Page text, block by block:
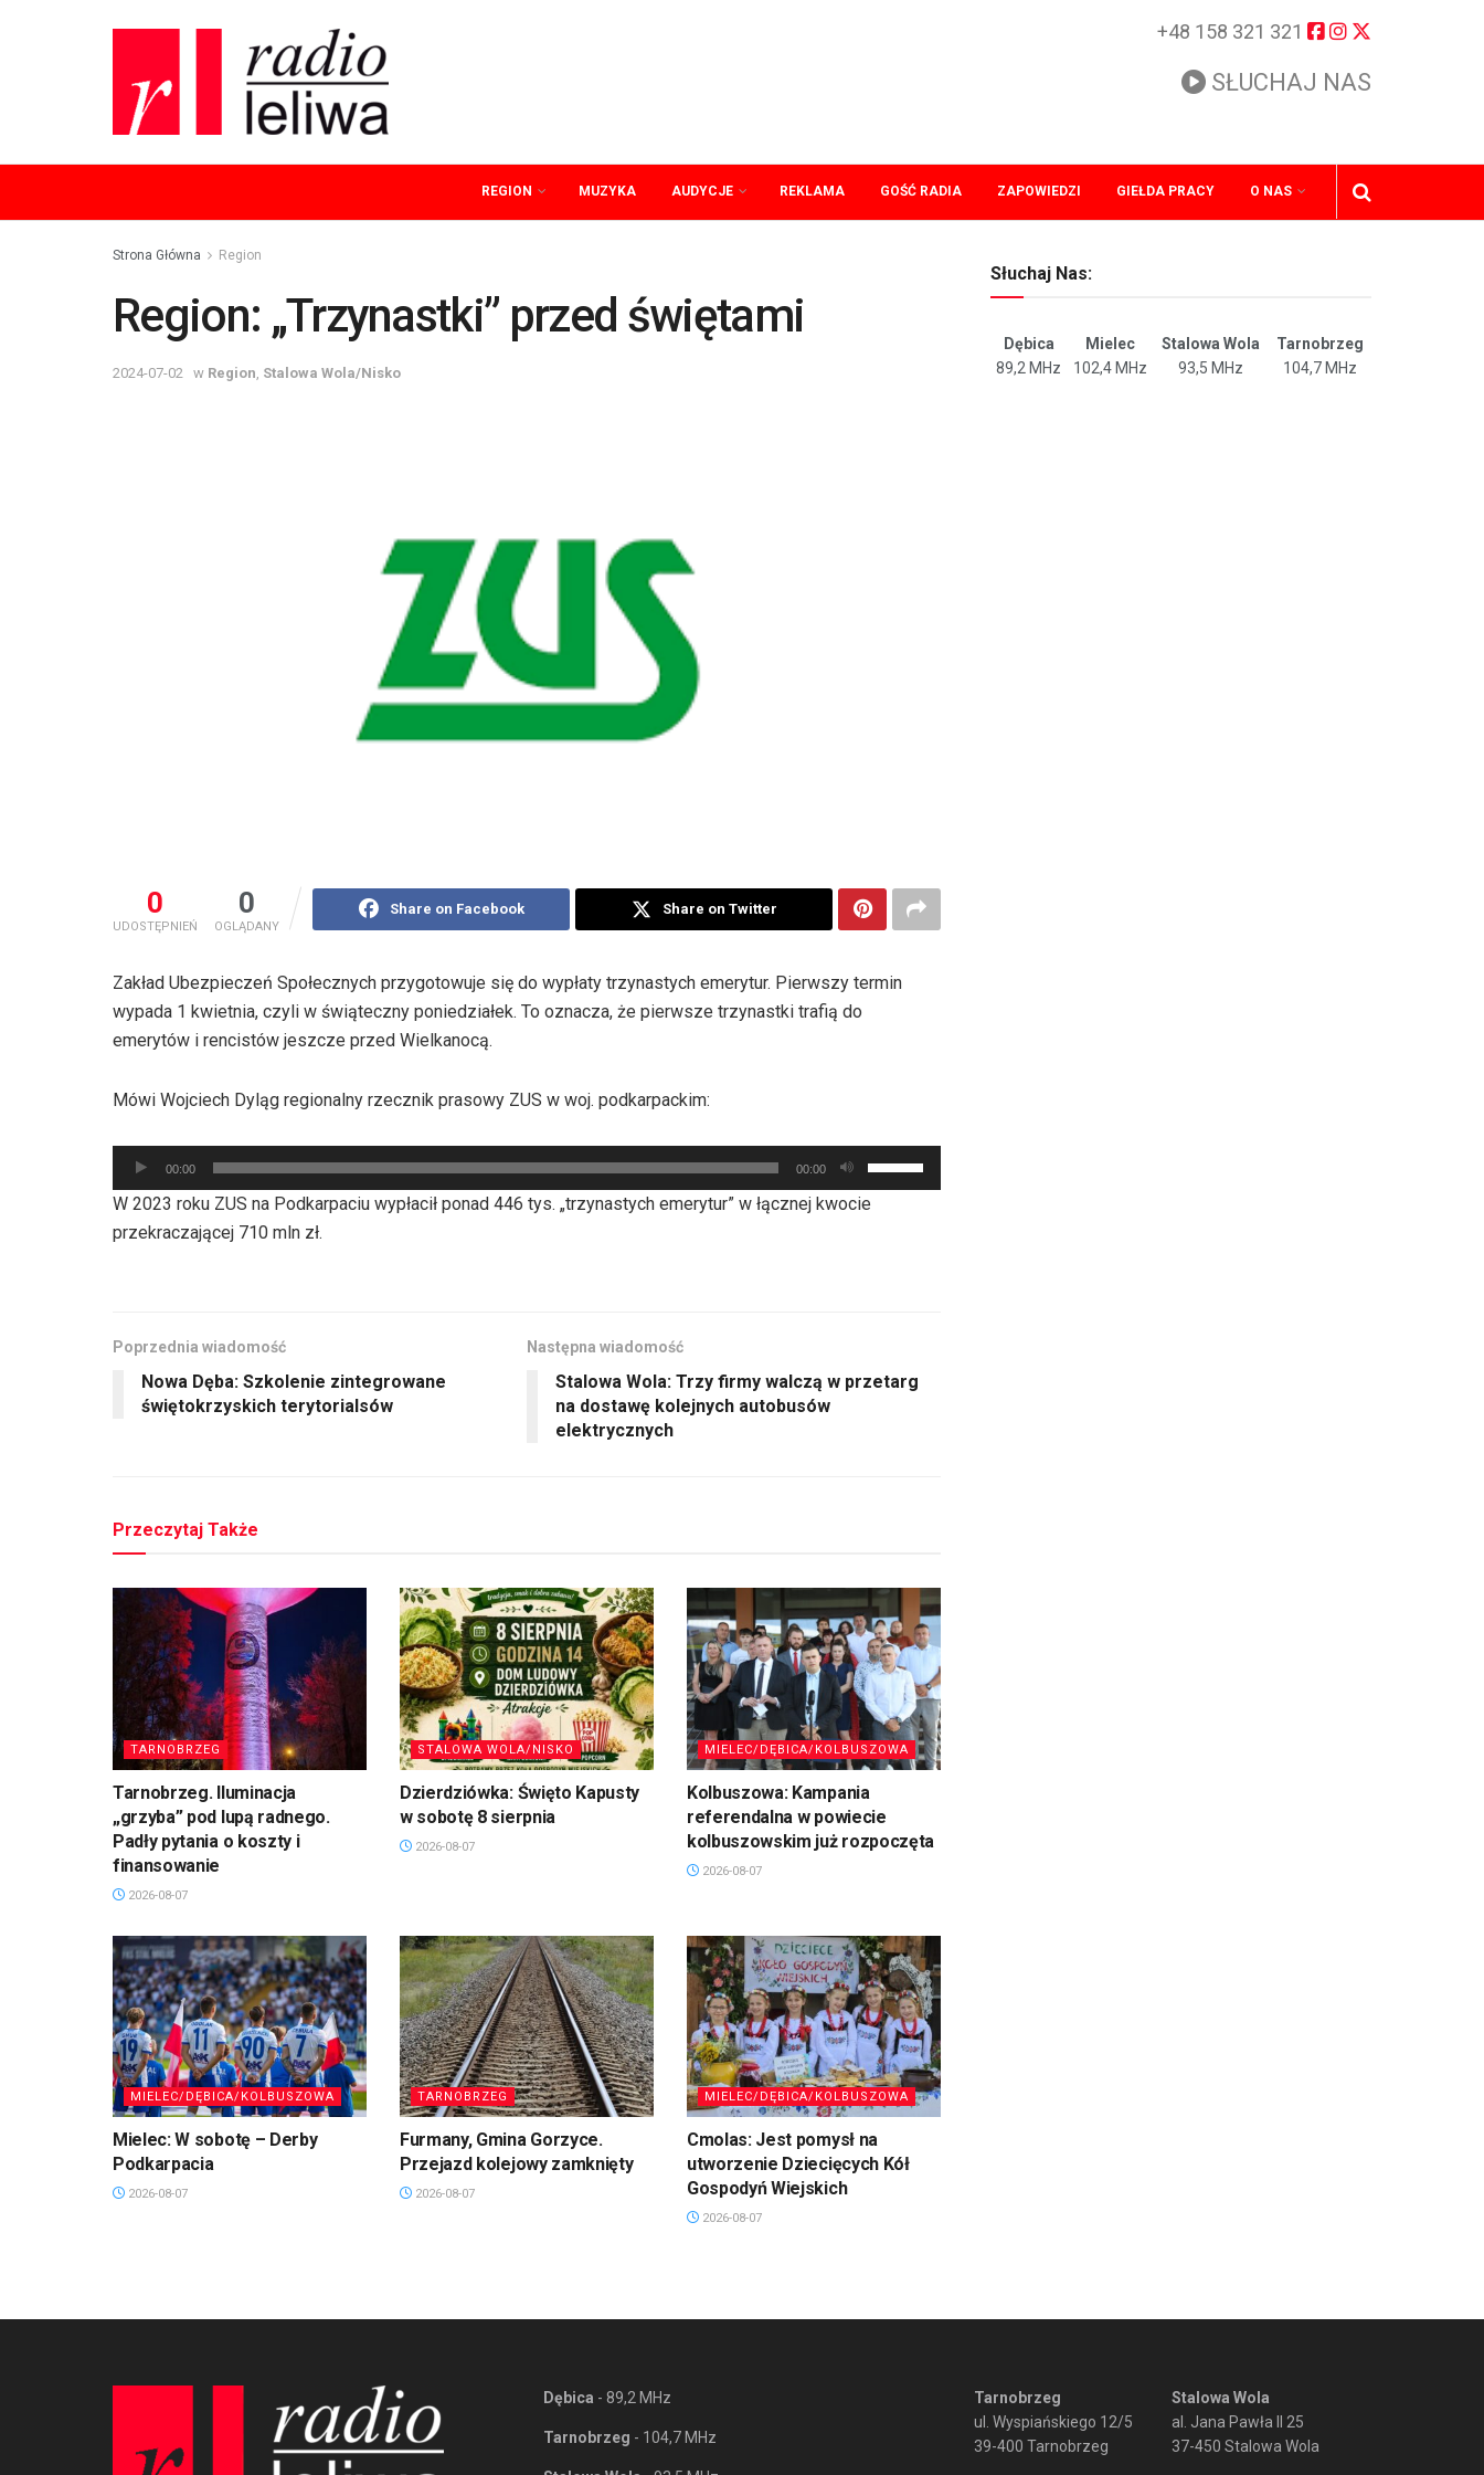
+48 158 321 321
SŁUCHAJ NAS
REGION MUZYKA AUDYCJE REKLAMA GOŚĆ RADIA ZAPOWIEDZI GIEŁDA PRACY O NAS
Strona Główna Region
Region: „Trzynastki” przed świętami
2024-07-02 w Region Stalowa Wola/Nisko
0
UDOSTĘPNIEŃ
0
OGLĄDANY
Share on Facebook Share on Twitter
Zakład Ubezpieczeń Społecznych przygotowuje się do wypłaty trzynastych emerytur. Pierwszy termin
wypada 1 kwietnia, czyli w świąteczny poniedziałek. To oznacza, że pierwsze trzynastki trafią do
emerytów i rencistów jeszcze przed Wielkanocą.
Mówi Wojciech Dyląg regionalny rzecznik prasowy ZUS w woj. podkarpackim:
Odtwarzacz
plików
dźwiękowych
00:00 00:00
Używaj
strzałek
do
zwiększyć
W 2023 roku ZUS na Podkarpaciu wypłacił ponad 446 tys. „trzynastych emerytur” w łącznej kwocie
przekraczającej 710 mln zł.
Poprzednia wiadomość
Nowa Dęba: Szkolenie zintegrowane
świętokrzyskich terytorialsów
Następna wiadomość
Stalowa Wola: Trzy firmy walczą w przetarg
na dostawę kolejnych autobusów
elektrycznych
Przeczytaj Także
TARNOBRZEG
Tarnobrzeg. Iluminacja
„grzyba” pod lupą radnego.
Padły pytania o koszty i
finansowanie
2026-08-07
STALOWA WOLA/NISKO
Dzierdziówka: Święto Kapusty
w sobotę 8 sierpnia
2026-08-07
MIELEC/DĘBICA/KOLBUSZOWA
Kolbuszowa: Kampania
referendalna w powiecie
kolbuszowskim już rozpoczęta
2026-08-07
MIELEC/DĘBICA/KOLBUSZOWA
Mielec: W sobotę – Derby
Podkarpacia
2026-08-07
TARNOBRZEG
Furmany, Gmina Gorzyce.
Przejazd kolejowy zamknięty
2026-08-07
MIELEC/DĘBICA/KOLBUSZOWA
Cmolas: Jest pomysł na
utworzenie Dziecięcych Kół
Gospodyń Wiejskich
2026-08-07
Słuchaj Nas:
Dębica Mielec Stalowa Wola
Tarnobrzeg
89,2 MHz
102,4 MHz 93,5 MHz 104,7 MHz
Dębica - 89,2 MHz
Tarnobrzeg - 104,7 MHz
Tarnobrzeg
ul. Wyspiańskiego 12/5
39-400 Tarnobrzeg
Stalowa Wola
al. Jana Pawła II 25
37-450 Stalowa Wola